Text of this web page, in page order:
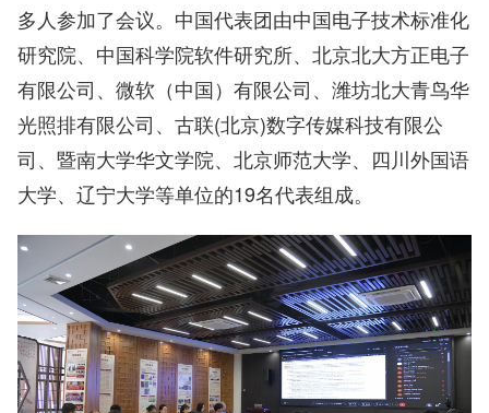
多人参加了会议。中国代表团由中国电子技术标准化
研究院、中国科学院软件研究所、北京北大方正电子
有限公司、微软（中国）有限公司、潍坊北大青鸟华
光照排有限公司、古联(北京)数字传媒科技有限公
司、暨南大学华文学院、北京师范大学、四川外国语
大学、辽宁大学等单位的19名代表组成。